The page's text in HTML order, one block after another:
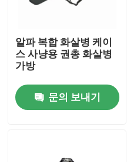
알파 복합 화살병 케이
스 사냥용 권총 화살병
가방
문의 보내기